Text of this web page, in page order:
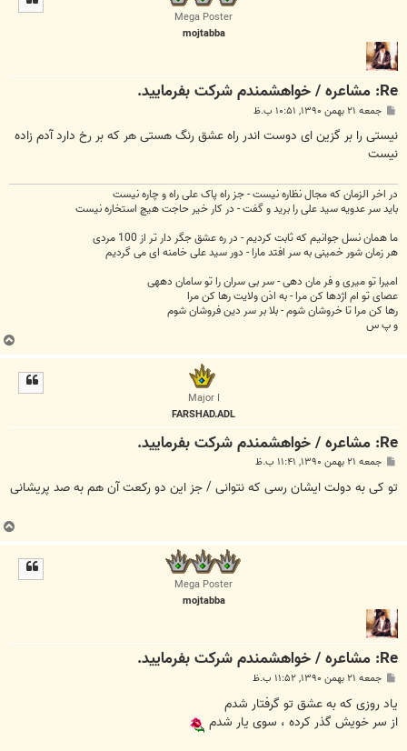
Mega Poster
mojtabba
Re: مشاعره / خواهشمندم شرکت بفرماييد.
پ
ت
جمعه ۲۱ بهمن ۱۳۹۰, ۱۰:۵۱ ب.ظ
نیستی را بر گزین ای دوست اندر راه عشق رنگ هستی هر که بر رخ دارد آدم زاده
نیست
در اخر الزمان که مجال نظاره نیست - جز راه پاک علی راه و چاره نیست
باید سر عدویه سید علی را برید و گفت - در کار خیر حاجت هیچ استخاره نیست
ما همان نسل جوانیم که ثابت کردیم - در ره عشق جگر دار تر از 100 مردی
هر زمان شور خمینی به سر افتد مارا - دور سید علی خامنه ای می گردیم
امیرا تو میری و فر مان دهی - سر بی سران را تو سامان دههی
عصای تو ام اژدها کن مرا - به اذن ولایت رها کن مرا
رها کن مرا تا خروشان شوم - بلا بر سر دین فروشان شوم
و پ س
ب
ا
Major I
FARSHAD.ADL
Re: مشاعره / خواهشمندم شرکت بفرماييد.
پ
ت
جمعه ۲۱ بهمن ۱۳۹۰, ۱۱:۴۱ ب.ظ
تو کی به دولت ایشان رسی که نتوانی / جز این دو رکعت آن هم به صد پریشانی
ب
ا
Mega Poster
mojtabba
Re: مشاعره / خواهشمندم شرکت بفرماييد.
پ
ت
جمعه ۲۱ بهمن ۱۳۹۰, ۱۱:۵۲ ب.ظ
یاد روزی که به عشق تو گرفتار شدم
از سر خویش گذر کرده ، سوی یار شدم